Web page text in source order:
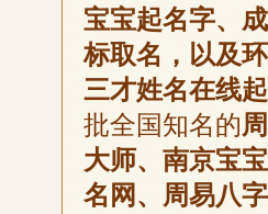
宝宝起名字、
标取名，以及
三才姓名在线
批全国知名的
大师、南京宝
名网、周易八